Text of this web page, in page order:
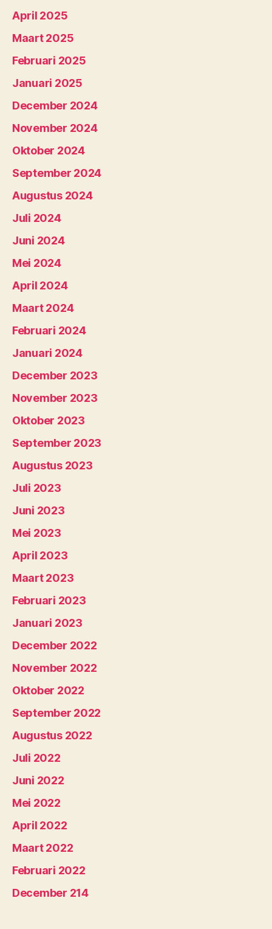
April 2025
Maart 2025
Februari 2025
Januari 2025
December 2024
November 2024
Oktober 2024
September 2024
Augustus 2024
Juli 2024
Juni 2024
Mei 2024
April 2024
Maart 2024
Februari 2024
Januari 2024
December 2023
November 2023
Oktober 2023
September 2023
Augustus 2023
Juli 2023
Juni 2023
Mei 2023
April 2023
Maart 2023
Februari 2023
Januari 2023
December 2022
November 2022
Oktober 2022
September 2022
Augustus 2022
Juli 2022
Juni 2022
Mei 2022
April 2022
Maart 2022
Februari 2022
December 214